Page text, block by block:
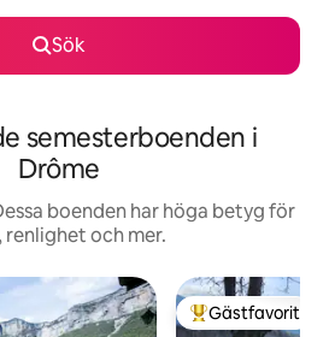
Sök
semesterboenden i
Drôme
boenden har höga betyg för
renlighet och mer.
Populär
Gästfavorit